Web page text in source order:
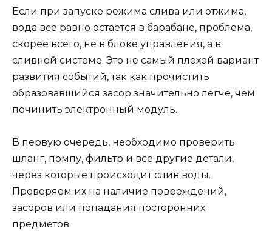
Если при запуске режима слива или отжима,
вода все равно остается в барабане, проблема,
скорее всего, не в блоке управления, а в
сливной системе. Это не самый плохой вариант
развития событий, так как прочистить
образовавшийся засор значительно легче, чем
починить электронный модуль.
В первую очередь, необходимо проверить
шланг, помпу, фильтр и все другие детали,
через которые происходит слив воды.
Проверяем их на наличие повреждений,
засоров или попадания посторонних
предметов.